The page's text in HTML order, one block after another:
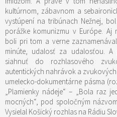
kultúrnom, zábavnom a sebaironickom „divadelnom“ predstavení a
vystúpení na tribúnach Nežnej,
porážke komunizmu v Európe. Aj mikrofóny Slovenského rozhlasu
boli pri tom a verne
minúte, udalosť za udalosťou.
siahnuť do rozhlasového
autentických nahrávok a zvukových
umelecko-dokumentárne pásma
„Plamienky nádeje“ – „Bola raz
mocných“, pod spoločným
Vysielal Košický rozhlas na Rádiu